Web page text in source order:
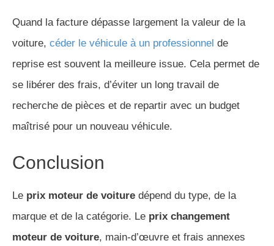
Quand la facture dépasse largement la valeur de la
voiture, céder le véhicule à un professionnel de
reprise est souvent la meilleure issue. Cela permet de
se libérer des frais, d’éviter un long travail de
recherche de pièces et de repartir avec un budget
maîtrisé pour un nouveau véhicule.
Conclusion
Le prix moteur de voiture dépend du type, de la
marque et de la catégorie. Le prix changement
moteur de voiture, main-d’œuvre et frais annexes